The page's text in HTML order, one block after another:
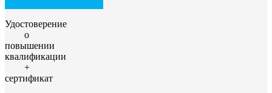
Удостоверение
о
повышении
квалификации
+
сертификат